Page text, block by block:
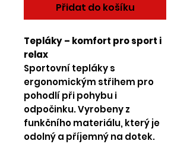
Přidat do košíku
Tepláky – komfort pro sport i
relax
Sportovní tepláky s
ergonomickým střihem pro
pohodlí při pohybu i
odpočinku. Vyrobeny z
funkčního materiálu, který je
odolný a příjemný na dotek.